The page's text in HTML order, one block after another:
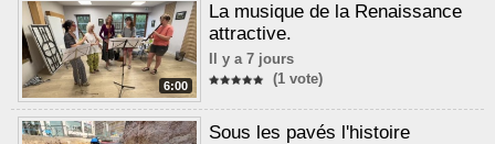
6:00
La musique de la Renaissance
attractive.
Il y a 7 jours
(1 vote)
Sous les pavés l'histoire